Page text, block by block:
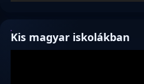
Kis magyar iskolákban